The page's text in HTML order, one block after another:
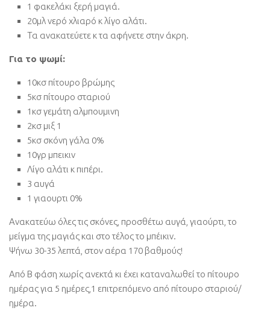
1 φακελάκι ξερή μαγιά.
20μλ νερό χλιαρό κ λίγο αλάτι.
Τα ανακατεύετε κ τα αφήνετε στην άκρη.
Για το ψωμί:
10κσ πίτουρο βρώμης
5κσ πίτουρο σταριού
1κσ γεμάτη αλμπουμινη
2κσ μιξ 1
5κσ σκόνη γάλα 0%
10γρ μπεικιν
Λίγο αλάτι κ πιπέρι.
3 αυγά
1 γιαουρτι 0%
Ανακατεύω όλες τις σκόνες, προσθέτω αυγά, γιαούρτι, το
μείγμα της μαγιάς και στο τέλος το μπέικιν.
Ψήνω 30-35 λεπτά, στον αέρα 170 βαθμούς!
Από Β φάση χωρίς ανεκτά κι έχει καταναλωθεί το πίτουρο
ημέρας για 5 ημέρες,1 επιτρεπόμενο από πίτουρο σταριού/
ημέρα.